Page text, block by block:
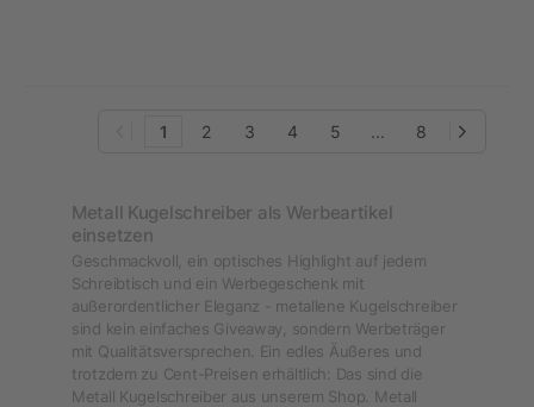
1 2 3 4 5 ... 8
Metall Kugelschreiber als Werbeartikel
einsetzen
Geschmackvoll, ein optisches Highlight auf jedem
Schreibtisch und ein Werbegeschenk mit
außerordentlicher Eleganz - metallene Kugelschreiber
sind kein einfaches Giveaway, sondern Werbeträger
mit Qualitätsversprechen. Ein edles Äußeres und
trotzdem zu Cent-Preisen erhältlich: Das sind die
Metall Kugelschreiber aus unserem Shop. Metall